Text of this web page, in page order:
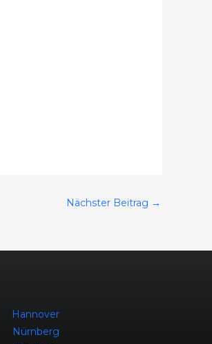
Nächster Beitrag →
Hannover
Nürnberg